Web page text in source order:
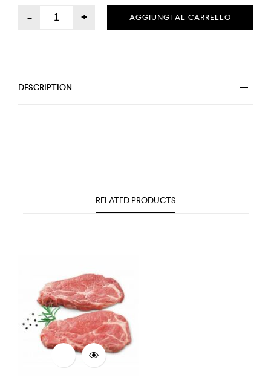
- + AGGIUNGI AL CARRELLO
DESCRIPTION
RELATED PRODUCTS